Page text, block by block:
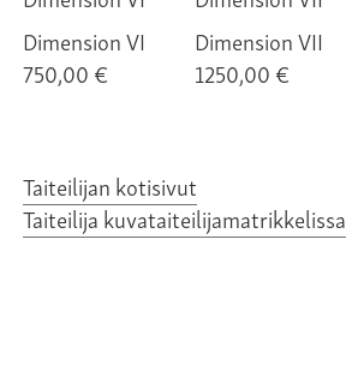
Dimension VI
750,00 €
Dimension VII
1250,00 €
Taiteilijan kotisivut
Taiteilija kuvataiteilijamatrikkelissa